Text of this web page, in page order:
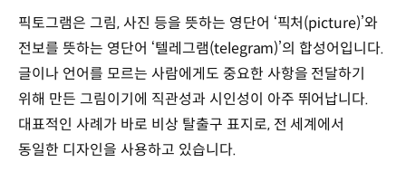
픽토그램은 그림, 사진 등을 뜻하는 영단어 ‘픽처(picture)’와
전보를 뜻하는 영단어 ‘텔레그램(telegram)’의 합성어입니다.
글이나 언어를 모르는 사람에게도 중요한 사항을 전달하기
위해 만든 그림이기에 직관성과 시인성이 아주 뛰어납니다.
대표적인 사례가 바로 비상 탈출구 표지로, 전 세계에서
동일한 디자인을 사용하고 있습니다.